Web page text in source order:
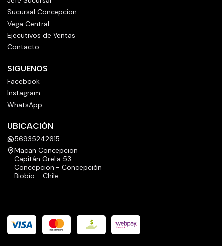
Sucursal Concepcion
Vega Central
Ejecutivos de Ventas
Contacto
SIGUENOS
Facebook
Instagram
WhatsApp
UBICACIÓN
56935242615
Macan Concepcion
Capitán Orella 53
Concepcion - Concepción
Biobío - Chile